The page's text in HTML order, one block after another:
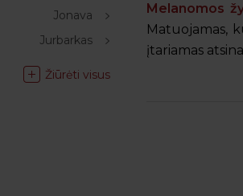
Jonava
Jurbarkas
Žiūrėti visus
Melanomos
Matuojamas,
įtariamas